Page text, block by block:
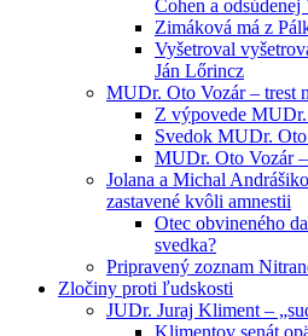
Cohen a
Zimáková má z
Vyšetroval
Ján Lőrincz
MUDr. Oto Vozár – trest
Z výpovede MUDr.
Svedok MUDr.
MUDr. Oto Vozár
Jolana a Michal
zastavené kvôli amnestii
Otec obvineného
svedka?
Pripravený zoznam
Zločiny proti ľudskosti
JUDr. Juraj Kliment –
Klimentov senát